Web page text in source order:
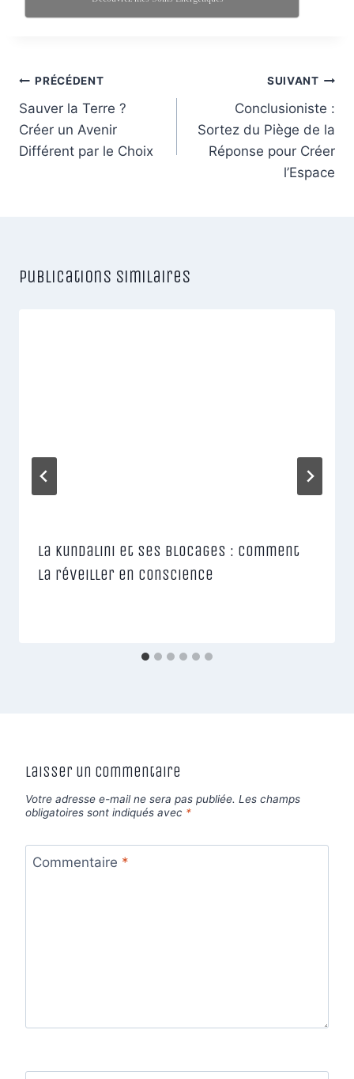
Navigation
de
l’article
PRÉCÉDENT
Sauver la Terre ?
Créer un Avenir
Différent par le Choix
SUIVANT
Conclusioniste :
Sortez du Piège de la
Réponse pour Créer
l’Espace
Publications similaires
La Kundalini et ses blocages : comment
la réveiller en conscience
Laisser un commentaire
Votre adresse e-mail ne sera pas publiée. Les champs
obligatoires sont indiqués avec *
Commentaire *